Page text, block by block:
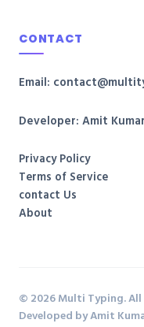
CONTACT
Email:
Developer: Amit Kumar
Privacy Policy
Terms of Service
contact Us
About
© 2026 Multi Typing.
Developed by Amit